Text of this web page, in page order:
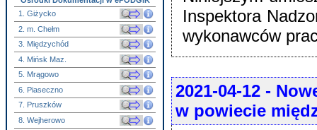
1. Giżycko
2. m. Chełm
3. Międzychód
4. Mińsk Maz.
5. Mrągowo
6. Piaseczno
7. Pruszków
8. Wejherowo
Inspektora
wykonawców
2021-04-12 -
w powiecie